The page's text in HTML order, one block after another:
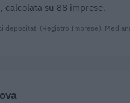
calcolata su 88 imprese.
depositati (Registro Imprese).